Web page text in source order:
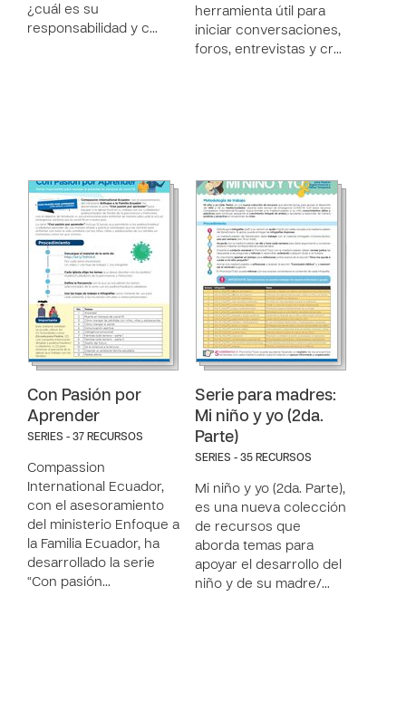
¿cuál es su
responsabilidad y c…
herramienta útil para
iniciar conversaciones,
foros, entrevistas y cr…
Con Pasión por
Aprender
SERIES - 37 RECURSOS
Compassion
International Ecuador,
con el asesoramiento
del ministerio Enfoque a
la Familia Ecuador, ha
desarrollado la serie
“Con pasión…
Serie para madres:
Mi niño y yo (2da.
Parte)
SERIES - 35 RECURSOS
Mi niño y yo (2da. Parte),
es una nueva colección
de recursos que
aborda temas para
apoyar el desarrollo del
niño y de su madre/…